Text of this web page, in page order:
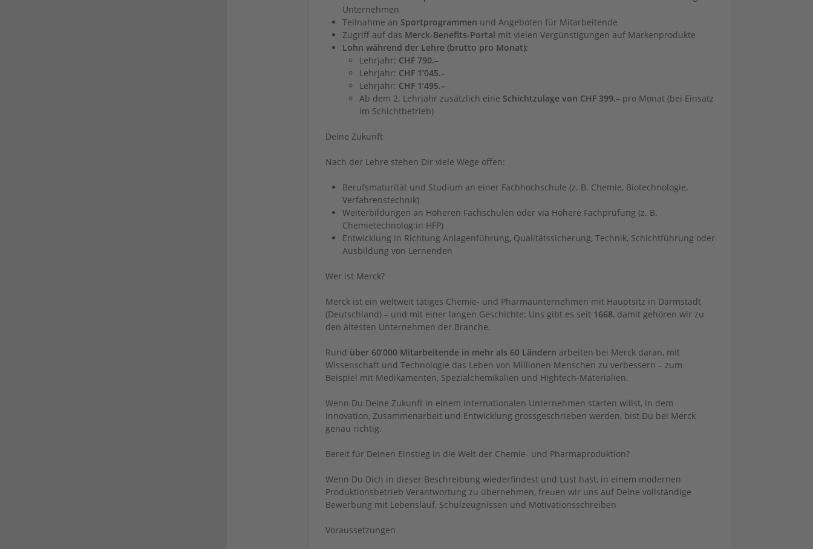
Unternehmen
Teilnahme an Sportprogrammen und Angeboten für Mitarbeitende
Zugriff auf das Merck-Benefits-Portal mit vielen Vergünstigungen auf Markenprodukte
Lohn während der Lehre (brutto pro Monat):
Lehrjahr: CHF 790.–
Lehrjahr: CHF 1’045.–
Lehrjahr: CHF 1’495.–
Ab dem 2. Lehrjahr zusätzlich eine Schichtzulage von CHF 399.–pro Monat (bei Einsatz
im Schichtbetrieb)
Deine Zukunft
Nach der Lehre stehen Dir viele Wege offen:
Berufsmaturität und Studium an einer Fachhochschule (z. B. Chemie, Biotechnologie,
Verfahrenstechnik)
Weiterbildungen an Höheren Fachschulen oder via Höhere Fachprüfung (z. B.
Chemietechnolog:in HFP)
Entwicklung in Richtung Anlagenführung, Qualitätssicherung, Technik, Schichtführung oder
Ausbildung von Lernenden
Wer ist Merck?
Merck ist ein weltweit tätiges Chemie- und Pharmaunternehmen mit Hauptsitz in Darmstadt
(Deutschland) – und mit einer langen Geschichte: Uns gibt es seit 1668, damit gehören wir zu
den ältesten Unternehmen der Branche.
Rund über 60’000 Mitarbeitende in mehr als 60 Ländern arbeiten bei Merck daran, mit
Wissenschaft und Technologie das Leben von Millionen Menschen zu verbessern – zum
Beispiel mit Medikamenten, Spezialchemikalien und Hightech-Materialien.
Wenn Du Deine Zukunft in einem internationalen Unternehmen starten willst, in dem
Innovation, Zusammenarbeit und Entwicklung grossgeschrieben werden, bist Du bei Merck
genau richtig.
Bereit für Deinen Einstieg in die Welt der Chemie- und Pharmaproduktion?
Wenn Du Dich in dieser Beschreibung wiederfindest und Lust hast, in einem modernen
Produktionsbetrieb Verantwortung zu übernehmen, freuen wir uns auf Deine vollständige
Bewerbung mit Lebenslauf, Schulzeugnissen und Motivationsschreiben
Voraussetzungen